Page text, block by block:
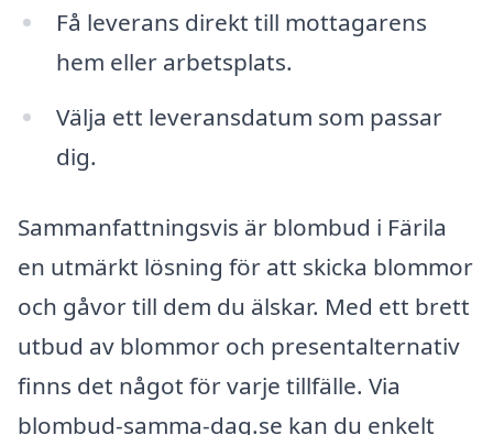
Få leverans direkt till mottagarens
hem eller arbetsplats.
Välja ett leveransdatum som passar
dig.
Sammanfattningsvis är blombud i Färila
en utmärkt lösning för att skicka blommor
och gåvor till dem du älskar. Med ett brett
utbud av blommor och presentalternativ
finns det något för varje tillfälle. Via
blombud-samma-dag.se kan du enkelt